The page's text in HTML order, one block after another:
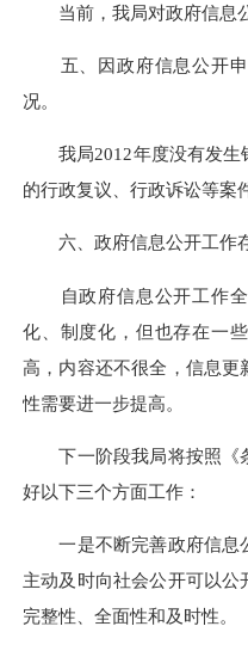
当前，我局对政府信息公
五、因政府信息公开申
况。
我局2012年度没有发生
的行政复议、行政诉讼等案
六、政府信息公开工作存
自政府信息公开工作全
化、制度化，但也存在一
高，内容还不很全，信息更
性需要进一步提高。
下一阶段我局将按照《
好以下三个方面工作：
一是不断完善政府信息
主动及时向社会公开可以
完整性、全面性和及时性。